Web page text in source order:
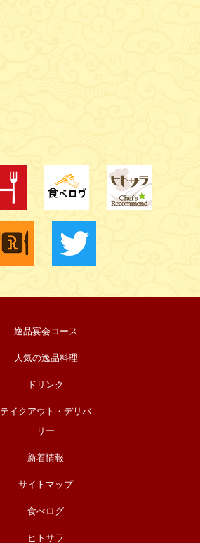
逸品宴会コース
人気の逸品料理
ドリンク
テイクアウト・デリバ
リー
新着情報
サイトマップ
食べログ
ヒトサラ